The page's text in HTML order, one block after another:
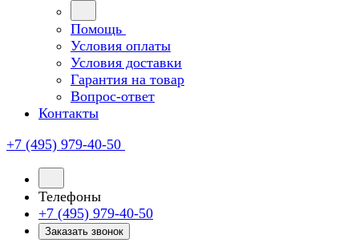
Помощь
Условия оплаты
Условия доставки
Гарантия на товар
Вопрос-ответ
Контакты
+7 (495) 979-40-50
Телефоны
+7 (495) 979-40-50
Заказать звонок